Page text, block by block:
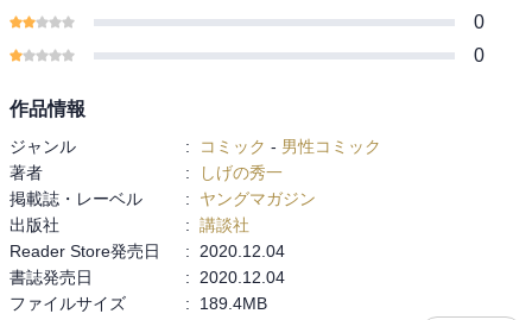
0
0
作品情報
ジャンル : コミック - 男性コミック
著者
:
しげの秀一
掲載誌・レーベル
:
ヤングマガジン
出版社
: 講談社
Reader Store発売日
:
2020.12.04
書誌発売日
:
2020.12.04
ファイルサイズ
: 189.4MB